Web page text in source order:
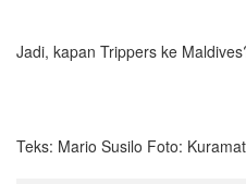
Jadi, kapan Trippers ke
Teks: Mario Susilo Foto: